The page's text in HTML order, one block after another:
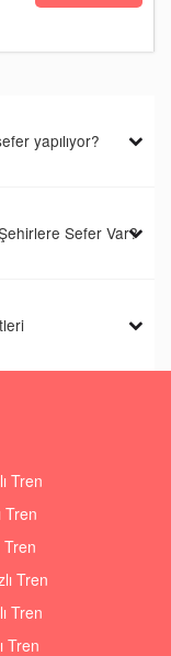
yapılıyor?
Sefer Var?
Tren
Tren
Tren
Tren
Tren
Tren